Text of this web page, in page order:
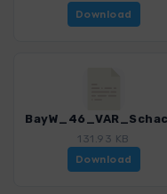
Download
131.93 KB
Download